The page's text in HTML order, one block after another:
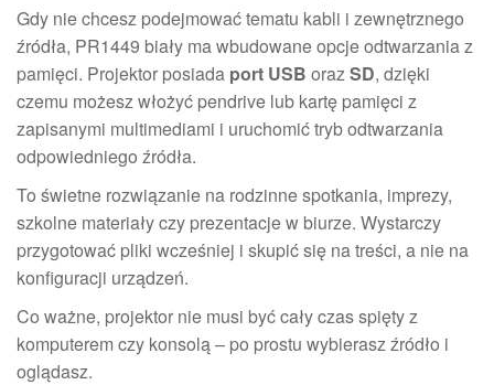
Gdy nie chcesz podejmować tematu kabli i zewnętrznego
źródła, PR1449 biały ma wbudowane opcje odtwarzania z
pamięci. Projektor posiada port USB orazSD, dzięki
czemu możesz włożyć pendrive lub kartę pamięci z
zapisanymi multimediami i uruchomić tryb odtwarzania
odpowiedniego źródła.
To świetne rozwiązanie na rodzinne spotkania, imprezy,
szkolne materiały czy prezentacje w biurze. Wystarczy
przygotować pliki wcześniej i skupić się na treści, a nie na
konfiguracji urządzeń.
Co ważne, projektor nie musi być cały czas spięty z
komputerem czy konsolą – po prostu wybierasz źródło i
oglądasz.